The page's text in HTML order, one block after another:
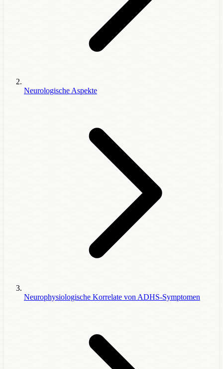
Neurologische Aspekte
Neurophysiologische Korrelate von ADHS-Symptomen